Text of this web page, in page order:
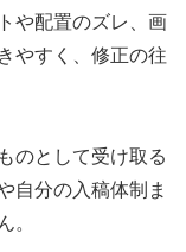
や配置のズレ、画
やすく、修正の往
のとして受け取る
自分の入稿体制ま
。